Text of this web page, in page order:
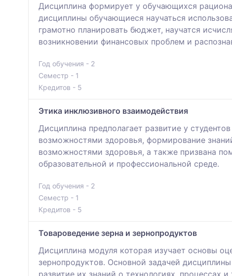
Дисциплина формирует у обучающихся
дисциплины обучающиеся научаться
грамотно планировать бюджет, научатся
возникновении финансовых проблем и
Год обучения - 2
Семестр - 1
Кредитов - 5
Этика инклюзивного взаимодействия
Дисциплина предполагает развитие у
возможностями здоровья, формирование
возможностями здоровья, а также призвана
образовательной и профессиональной среде.
Год обучения - 2
Семестр - 1
Кредитов - 5
Товароведение зерна и зернопродуктов
Дисциплина модуля которая изучает основы
зернопродуктов. Основной задачей
развитие их знаний о технологиях, процессах